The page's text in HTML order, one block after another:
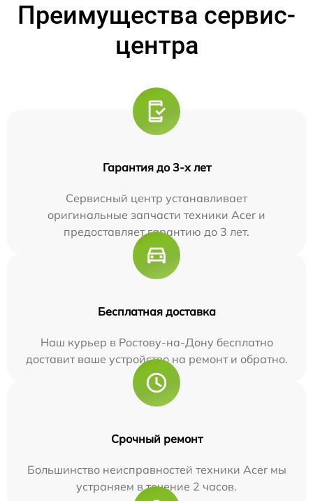
Преимущества сервис-
центра
Гарантия до 3-х лет
Сервисный центр устанавливает
оригинальные запчасти техники Acer и
предоставляет гарантию до 3 лет.
Бесплатная доставка
Наш курьер в Ростову-на-Дону бесплатно
доставит ваше устройство на ремонт и обратно.
Срочный ремонт
Большинство неисправностей техники Acer мы
устраняем в течение 2 часов.